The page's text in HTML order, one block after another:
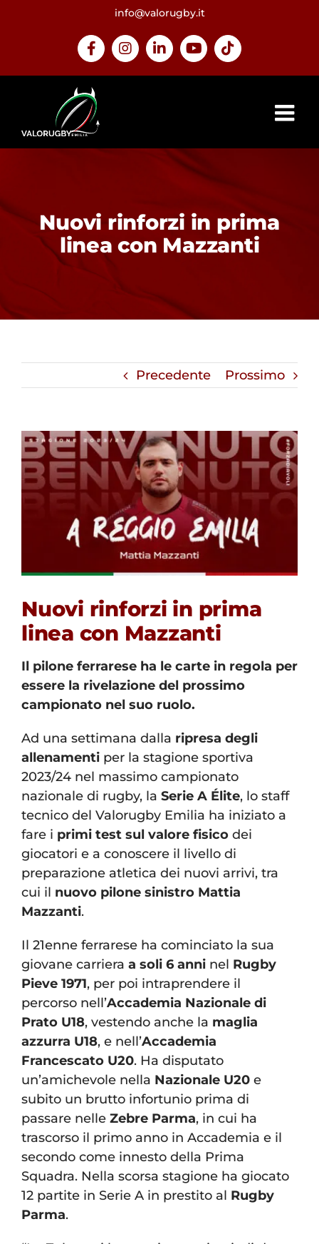
info@valorugby.it
FacebookInstagramLinkedInYouTubeTiktok
Nuovi rinforzi in prima
linea con Mazzanti
Precedente Prossimo
Nuovi rinforzi in prima
linea con Mazzanti
Il pilone ferrarese ha le carte in regola per
essere la rivelazione del prossimo
campionato nel suo ruolo.
Ad una settimana dalla ripresa degli
allenamenti per la stagione sportiva
2023/24 nel massimo campionato
nazionale di rugby, la Serie A Élite, lo staff
tecnico del Valorugby Emilia ha iniziato a
fare i primi test sul valore fisico dei
giocatori e a conoscere il livello di
preparazione atletica dei nuovi arrivi, tra
cui il nuovo pilone sinistro Mattia
Mazzanti.
Il 21enne ferrarese ha cominciato la sua
giovane carriera a soli 6 anni nel Rugby
Pieve 1971, per poi intraprendere il
percorso nell’Accademia Nazionale di
Prato U18, vestendo anche la maglia
azzurra U18, e nell’Accademia
Francescato U20. Ha disputato
un’amichevole nella Nazionale U20 e
subito un brutto infortunio prima di
passare nelle Zebre Parma, in cui ha
trascorso il primo anno in Accademia e il
secondo come innesto della Prima
Squadra. Nella scorsa stagione ha giocato
12 partite in Serie A in prestito al Rugby
Parma.